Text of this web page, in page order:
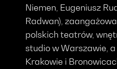
Niemen, Eugeniusz
Radwan),
polskich teatrów,
studio w Warszawie,
Krakowie i